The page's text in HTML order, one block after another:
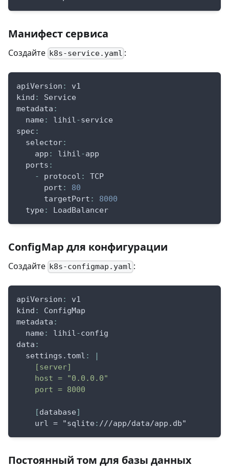
Манифест сервиса
Создайте k8s-service.yaml :
apiVersion :
v1
kind :
Service
metadata :
name : lihil-service
spec :
selector:
app : lihil-app
ports :
-
protocol :
TCP
port :
80
targetPort :
8000
type : LoadBalancer
ConfigMap для конфигурации
Создайте k8s-configmap.yaml :
apiVersion :
v1
kind :
ConfigMap
metadata :
name : lihil-config
data :
settings.toml :
    [server]
    host = "0.0.0.0"
    port = 8000
[database]
    url = "sqlite
: ///app/data/app.db"
Постоянный том для базы данных